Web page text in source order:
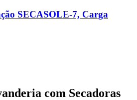
SECASOLE-7, Carga
com Secadoras